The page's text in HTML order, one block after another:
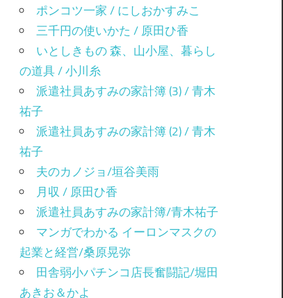
ポンコツ一家 / にしおかすみこ
三千円の使いかた / 原田ひ香
いとしきもの 森、山小屋、暮らし
の道具 / 小川糸
派遣社員あすみの家計簿 (3) / 青木
祐子
派遣社員あすみの家計簿 (2) / 青木
祐子
夫のカノジョ/垣谷美雨
月収 / 原田ひ香
派遣社員あすみの家計簿/青木祐子
マンガでわかる イーロンマスクの
起業と経営/桑原晃弥
田舎弱小パチンコ店長奮闘記/堀田
あきお＆かよ